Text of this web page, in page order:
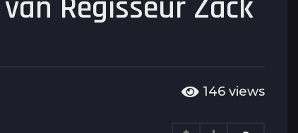
Regisseur Zack
146 views